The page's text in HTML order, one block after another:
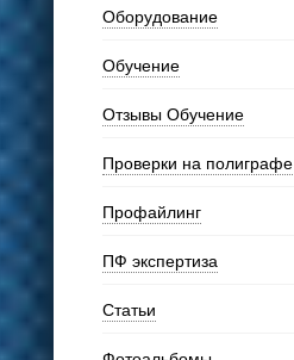
Оборудование
Обучение
Отзывы Обучение
Проверки на полиграфе
Профайлинг
ПФ экспертиза
Статьи